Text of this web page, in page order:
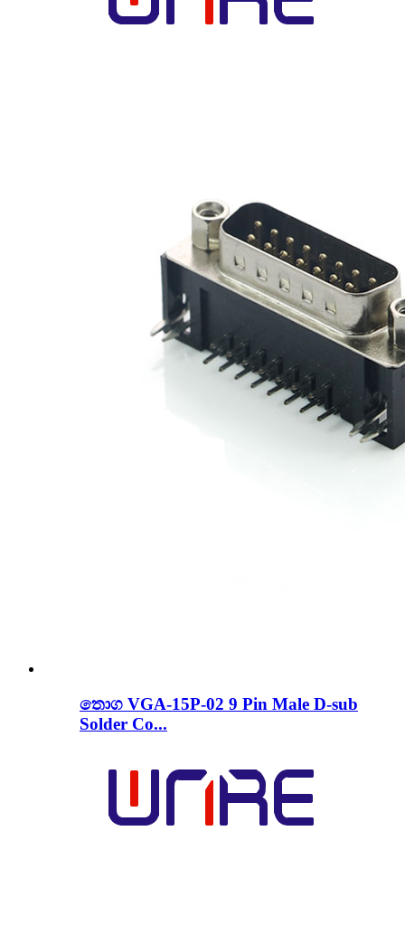
තොග VGA-15P-02 9 Pin Male D-sub
Solder Co...